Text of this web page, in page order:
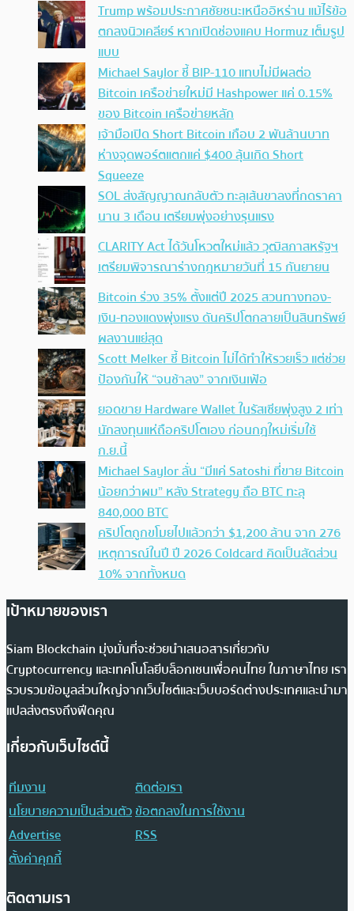
Trump พร้อมประกาศชัยชนะเหนืออิหร่าน แม้ไร้ข้อ
ตกลงนิวเคลียร์ หากเปิดช่องแคบ Hormuz เต็มรูป
แบบ
Michael Saylor ชี้ BIP-110 แทบไม่มีผลต่อ
Bitcoin เครือข่ายใหม่มี Hashpower แค่ 0.15%
ของ Bitcoin เครือข่ายหลัก
เจ้ามือเปิด Short Bitcoin เกือบ 2 พันล้านบาท
ห่างจุดพอร์ตแตกแค่ $400 ลุ้นเกิด Short
Squeeze
SOL ส่งสัญญาณกลับตัว ทะลุเส้นขาลงที่กดราคา
นาน 3 เดือน เตรียมพุ่งอย่างรุนแรง
CLARITY Act ได้วันโหวตใหม่แล้ว วุฒิสภาสหรัฐฯ
เตรียมพิจารณาร่างกฎหมายวันที่ 15 กันยายน
Bitcoin ร่วง 35% ตั้งแต่ปี 2025 สวนทางทอง-
เงิน-ทองแดงพุ่งแรง ดันคริปโตกลายเป็นสินทรัพย์
ผลงานแย่สุด
Scott Melker ชี้ Bitcoin ไม่ได้ทำให้รวยเร็ว แต่ช่วย
ป้องกันให้ “จนช้าลง” จากเงินเฟ้อ
ยอดขาย Hardware Wallet ในรัสเซียพุ่งสูง 2 เท่า
นักลงทุนแห่ถือคริปโตเอง ก่อนกฎใหม่เริ่มใช้
ก.ย.นี้
Michael Saylor ลั่น “มีแค่ Satoshi ที่ขาย Bitcoin
น้อยกว่าผม” หลัง Strategy ถือ BTC ทะลุ
840,000 BTC
คริปโตถูกขโมยไปแล้วกว่า $1,200 ล้าน จาก 276
เหตุการณ์ในปี ปี 2026 Coldcard คิดเป็นสัดส่วน
10% จากทั้งหมด
เป้าหมายของเรา
Siam Blockchain มุ่งมั่นที่จะช่วยนำเสนอสารเกี่ยวกับ
Cryptocurrency และเทคโนโลยีบล็อกเชนเพื่อคนไทย ในภาษาไทย เรา
รวบรวมข้อมูลส่วนใหญ่จากเว็บไซต์และเว็บบอร์ดต่างประเทศและนำมา
แปลส่งตรงถึงฟีดคุณ
เกี่ยวกับเว็บไซต์นี้
ทีมงาน
ติดต่อเรา
นโยบายความเป็นส่วนตัวข้อตกลงในการใช้งาน
Advertise
RSS
ตั้งค่าคุกกี้
ติดตามเรา